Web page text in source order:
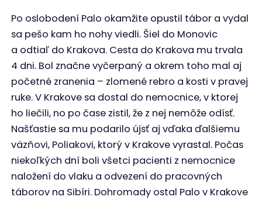
Po oslobodení Palo okamžite opustil tábor a vydal
sa pešo kam ho nohy viedli. Šiel do Monovic
a odtiaľ do Krakova. Cesta do Krakova mu trvala
4 dni. Bol značne vyčerpaný a okrem toho mal aj
početné zranenia – zlomené rebro a kosti v pravej
ruke. V Krakove sa dostal do nemocnice, v ktorej
ho liečili, no po čase zistil, že z nej nemôže odísť.
Našťastie sa mu podarilo újsť aj vďaka ďalšiemu
väzňovi, Poliakovi, ktorý v Krakove vyrastal. Počas
niekoľkých dní boli všetci pacienti z nemocnice
naložení do vlaku a odvezení do pracovných
táborov na Sibíri. Dohromady ostal Palo v Krakove